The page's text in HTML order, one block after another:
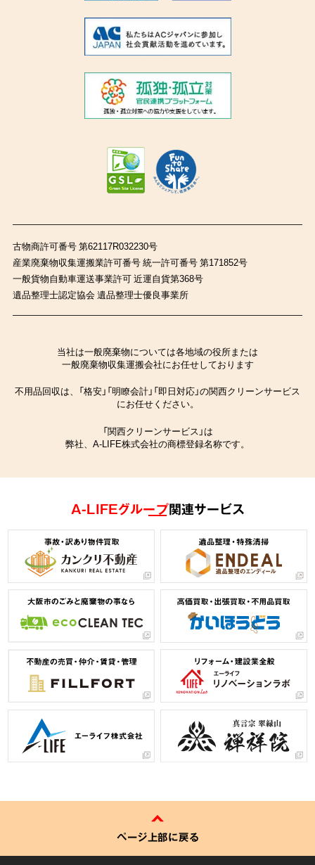
古物商許可番号 第62117R032230号
産業廃棄物収集運搬業許可番号 統一許可番号 第171852号
一般貨物自動車運送事業許可 近運自貨第368号
遺品整理士認定協会 遺品整理士優良事業所
当社は一般廃棄物については各地域の役所または
一般廃棄物収集運搬会社にお任せしております
不用品回収は、「格安」「明瞭会計」「即日対応」の関西クリーンサービス
にお任せください。
「関西クリーンサービス」は
弊社、A-LIFE株式会社の商標登録名称です。
A-LIFEグループ関連サービス
ページ上部に戻る